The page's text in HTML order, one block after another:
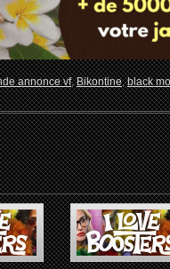
annonce vf,Bikontine,black